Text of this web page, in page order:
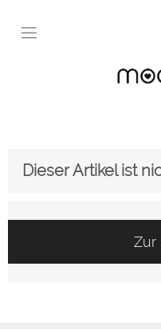
Dieser Artikel ist
Zur